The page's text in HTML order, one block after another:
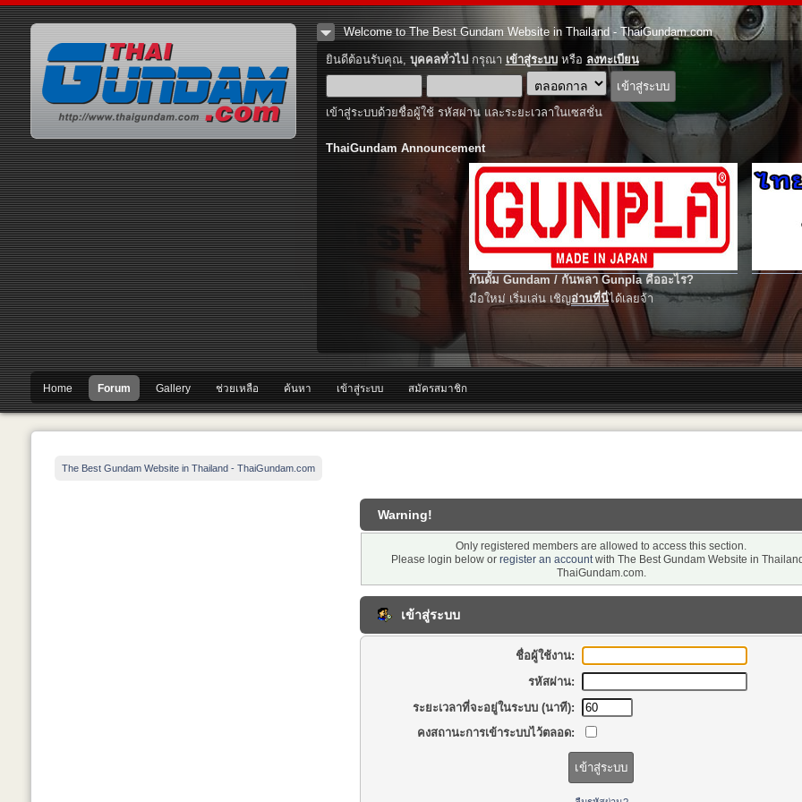
Welcome to The Best Gundam Website in Thailand - ThaiGundam.com
ยินดีต้อนรับคุณ, บุคคลทั่วไปกรุณา เข้าสู่ระบบหรือ ลงทะเบียน
เข้าสู่ระบบด้วยชื่อผู้ใช้ รหัสผ่าน และระยะเวลาในเซสชั่น
ThaiGundam Announcement
กันดั้ม Gundam / กันพลา Gunpla คืออะไร?
มือใหม่ เริ่มเล่น เชิญอ่านที่นี่ได้เลยจ้า
Home Forum Gallery ช่วยเหลือ ค้นหา เข้าสู่ระบบ สมัครสมาชิก
The Best Gundam Website in Thailand - ThaiGundam.com
Warning!
Only registered members are allowed to access this section.
Please login below orregister an account with The Best Gundam Website in
ThaiGundam.com.
เข้าสู่ระบบ
ชื่อผู้ใช้งาน:
รหัสผ่าน:
ระยะเวลาที่จะอยู่ในระบบ (นาที):
คงสถานะการเข้าระบบไว้ตลอด: